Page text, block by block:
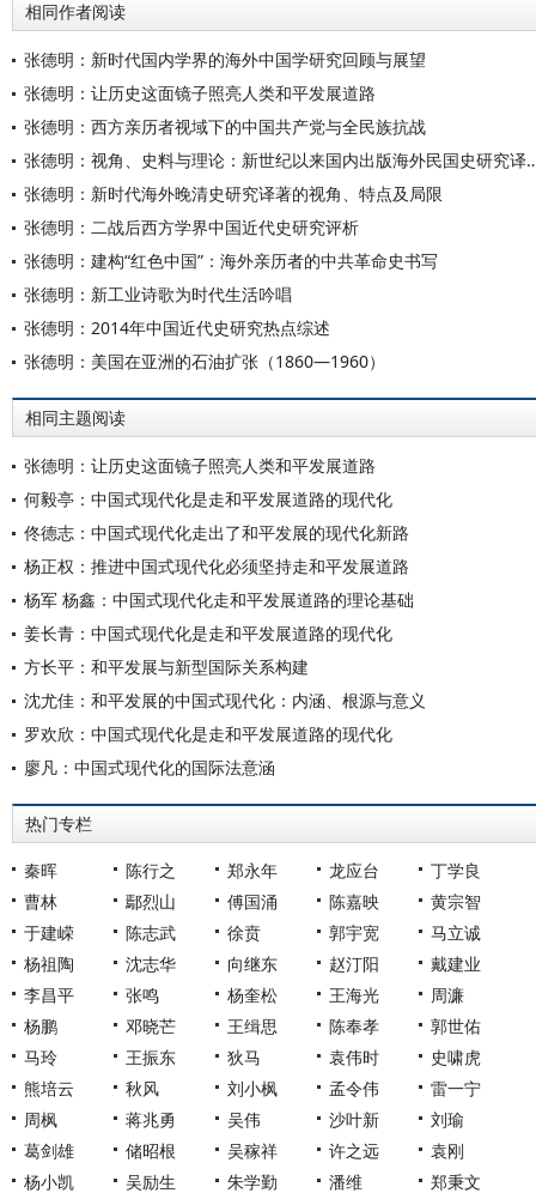
相同作者阅读
张德明：新时代国内学界的海外中国学研究回顾与展望
张德明：让历史这面镜子照亮人类和平发展道路
张德明：西方亲历者视域下的中国共产党与全民族抗战
张德明：视角、史料与理论：
张德明：新时代海外晚清史研究译著的视角、特点及局限
张德明：二战后西方学界中国近代史研究评析
张德明：建构“红色中国”：海外亲历者的中共革命史书写
张德明：新工业诗歌为时代生活吟唱
张德明：2014年中国近代史研究热点综述
张德明：美国在亚洲的石油扩张（1860—1960）
相同主题阅读
张德明：让历史这面镜子照亮人类和平发展道路
何毅亭：中国式现代化是走和平发展道路的现代化
佟德志：中国式现代化走出了和平发展的现代化新路
杨正权：推进中国式现代化必须坚持走和平发展道路
杨军 杨鑫：中国式现代化走和平发展道路的理论基础
姜长青：中国式现代化是走和平发展道路的现代化
方长平：和平发展与新型国际关系构建
沈尤佳：和平发展的中国式现代化：内涵、根源与意义
罗欢欣：中国式现代化是走和平发展道路的现代化
廖凡：中国式现代化的国际法意涵
热门专栏
秦晖 陈行之 郑永年 龙应台
丁学良
曹林
鄢烈山 傅国涌 陈嘉映
黄宗智
于建嵘
陈志武 徐贲 郭宇宽
马立诚
杨祖陶
沈志华 向继东 赵汀阳
戴建业
李昌平
张鸣 杨奎松 王海光
周濂
杨鹏
邓晓芒 王缉思 陈奉孝
郭世佑
马玲
王振东 狄马 袁伟时
史啸虎
熊培云
秋风 刘小枫 孟令伟
雷一宁
周枫
蒋兆勇 吴伟 沙叶新
刘瑜
葛剑雄
储昭根 吴稼祥 许之远
袁刚
杨小凯
吴励生 朱学勤 潘维 郑秉文